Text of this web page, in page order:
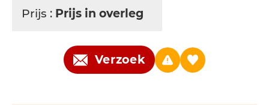
Prijs : Prijs in overleg
Verzoek